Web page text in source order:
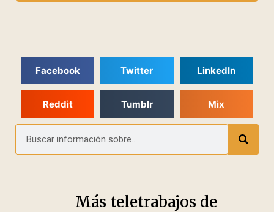
Facebook Twitter LinkedIn
Reddit Tumblr Mix
Más teletrabajos de